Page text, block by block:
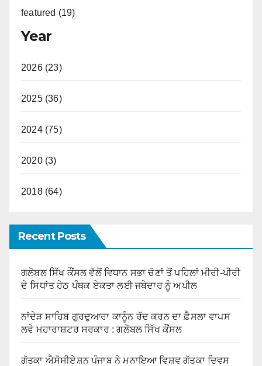
featured (19)
Year
2026 (23)
2025 (36)
2024 (75)
2020 (3)
2018 (64)
Recent Posts
ਗਲੋਬਲ ਸਿੱਖ ਕੌਂਸਲ ਵੱਲੋਂ ਵਿਧਾਨ ਸਭਾ ਚੋਣਾਂ ਤੋਂ ਪਹਿਲਾਂ ਮੀਰੀ-ਪੀਰੀ
ਦੇ ਸਿਧਾਂਤ ਹੇਠ ਪੰਥਕ ਏਕਤਾ ਲਈ ਜਥੇਦਾਰ ਨੂੰ ਅਪੀਲ
ਨਾਂਦੇੜ ਸਾਹਿਬ ਗੁਰਦੁਆਰਾ ਕਾਨੂੰਨ ਰੱਦ ਕਰਨ ਦਾ ਫ਼ੈਸਲਾ ਵਾਪਸ
ਲਵੇ ਮਹਾਰਾਸ਼ਟਰ ਸਰਕਾਰ : ਗਲੋਬਲ ਸਿੱਖ ਕੌਂਸਲ
ਗੱਤਕਾ ਐਸੋਸੀਏਸ਼ਨ ਪੰਜਾਬ ਨੇ ਮਨਾਇਆ ਵਿਸ਼ਵ ਗੱਤਕਾ ਦਿਵਸ